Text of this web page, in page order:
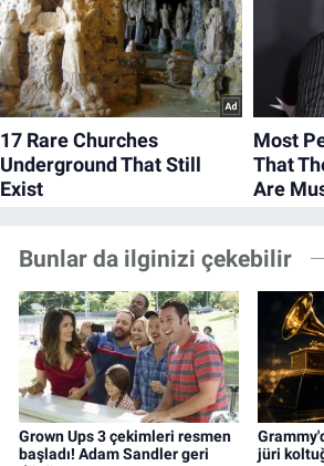
Bunlar da ilginizi çekebilir
Grown Ups 3 çekimleri resmen
başladı! Adam Sandler geri
jüri